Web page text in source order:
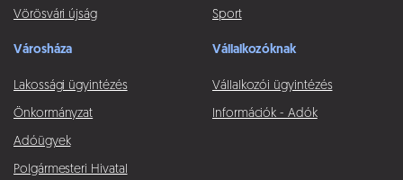
Vörösvári újság Sport
Városháza
Lakossági ügyintézés
Önkormányzat
Adóügyek
Polgármesteri Hivatal
Vállalkozóknak
Vállalkozói ügyintézés
Információk - Adók